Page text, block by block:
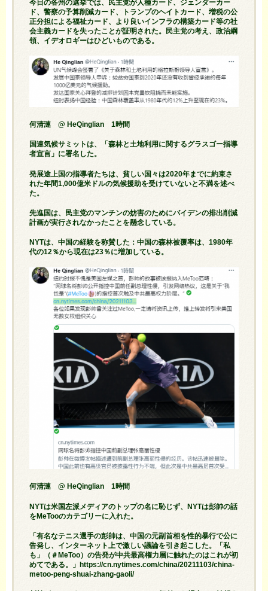
今日の各州の選挙では、民主党が人種カード、ジェンダーカー
ド、警察の予算削減カード、トランプのヘイトカード、増税の公
正分担による福祉カード、より良いインフラの構築カード等の社
会主義カードを失ったことが証明された。民主党の考え、政治綱
領、イデオロギーはひどいものである。
何清漣 @ HeQinglian 1時間
国連気候サミットは、「森林と土地利用に関するグラスゴー指導
者宣言」に署名した。
発展途上国の指導者たちは、貧しい国々は2020年までに約束さ
れた年間1,000億米ドルの気候援助を受けていないと不満を述べ
た。
先進国は、民主党のマンチンの妨害のためにバイデンの排出削減
計画が実行されなかったことを懸念している。
NYTは、中国の経験を称賛した：中国の森林被覆率は、1980年
代の12％から現在は23％に増加している。
何清漣 @ HeQinglian 1時間
NYTは米国左派メディアのトップの名に恥じず、NYTは彭帥の話
をMeTooのカテゴリーに入れた。
「有名なテニス選手の彭帥は、中国の元副首相を性的暴行で公に
告発し、インターネット上で激しい議論を引き起こした。「私
も」（＃MeToo）の告発が中共最高権力層に触れたのはこれが初
めてである。」https://cn.nytimes.com/china/20211103/china-
metoo-peng-shuai-zhang-gaoli/